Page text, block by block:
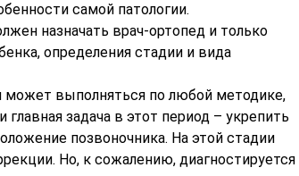
самой патологии.
назначать врач-ортопед и только
определения стадии и вида
может выполняться по любой методике,
задача в этот период – укрепить
позвоночника. На этой стадии
Но, к сожалению, диагностируется